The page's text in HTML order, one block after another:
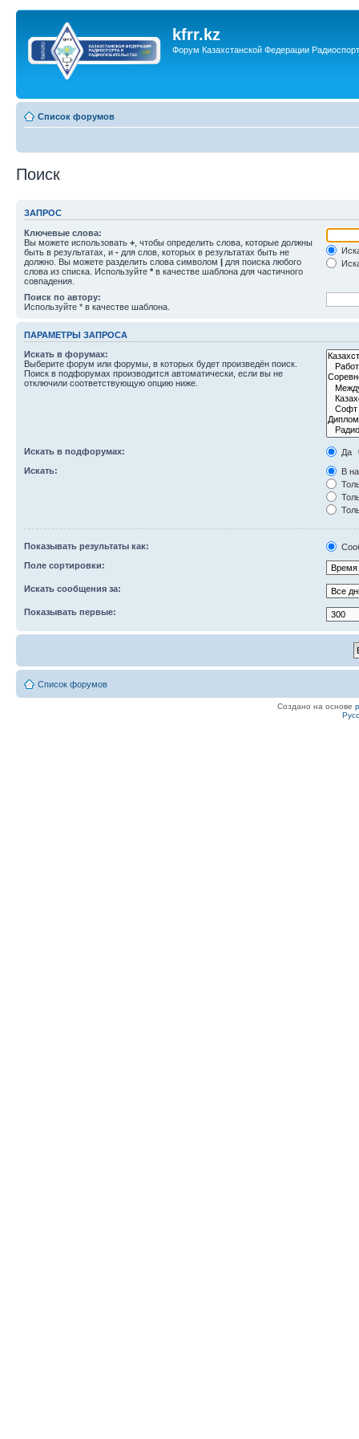
kfrr.kz
Форум Казахстанской Федерации
Список форумов
Поиск
ЗАПРОС
Ключевые слова:
Вы можете использовать + , чтобы определить слова, которые должны
быть в результатах, и - для слов, которых в результатах быть не
должно. Вы можете разделить слова символом | для поиска любого
слова из списка. Используйте * в качестве шаблона для частичного
совпадения.
Поиск по автору:
Используйте * в качестве шаблона.
ПАРАМЕТРЫ ЗАПРОСА
Искать в форумах:
Выберите форум или форумы, в которых будет произведён поиск.
Поиск в подфорумах производится автоматически, если вы не
отключили соответствующую опцию ниже.
Искать в подфорумах:
Да
Искать:
В
Показывать результаты как:
Поле сортировки:
Искать сообщения за:
Показывать первые:
Список форумов
Создано на основе